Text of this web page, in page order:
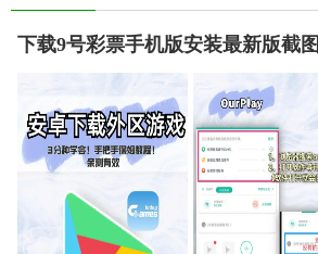
下载9号彩票手机版安装最新版截图